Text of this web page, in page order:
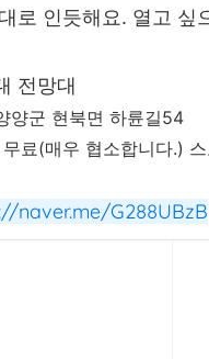
로 인듯해요. 열고 싶
전망대
양군 현북면 하륜길54
료(매우 협소합니다.)
naver.me/G288UBzB